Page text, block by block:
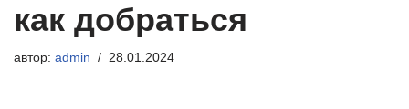
как добраться
автор: admin 28.01.2024